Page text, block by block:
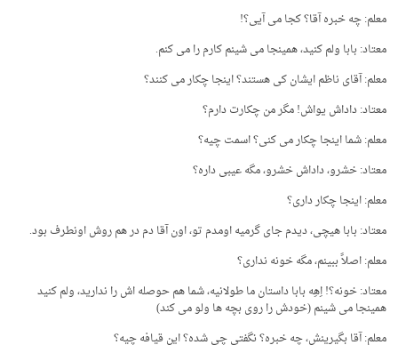
معلم: چه خبره آقا؟ کجا می آیی؟!
معتاد: بابا ولم کنید، همینجا می شینم کارم را می کنم.
معلم: آقای ناظم ایشان کی هستند؟ اینجا چکار می کنند؟
معتاد: داداش یواش! مگر من چکارت دارم؟
معلم: شما اینجا چکار می کنی؟ اسمت چیه؟
معتاد: خشرو، داداش خشرو، مگه عیبی داره؟
معلم: اینجا چکار داری؟
معتاد: بابا هیچی، دیدم جای گرمیه اومدم تو، اون آقا دم در هم روش اونطرف بود.
معلم: اصلاً ببینم، مگه خونه نداری؟
معتاد: خونه؟! اِهِه بابا داستان ما طولانیه، شما هم حوصله اش را ندارید، ولم کنید
همینجا می شینم (خودش را روی بچه ها ولو می کند)
معلم: آقا بگیرینش، چه خبره؟ نگفتی چی شده؟ این قیافه چیه؟